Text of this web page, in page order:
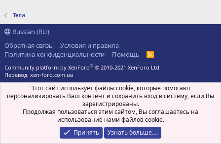
Теги
Russian (RU)
Обратная связь
Условия и правила
Политика конфиденциальности
Помощь
R
S
Community platform by XenForo® © 2010-2021 XenForo Ltd.
Перевод: xen-foro.com.ua
Этот сайт использует файлы cookie, которые помогают
персонализировать Ваш контент и сохранить вход в систему, если Вы
зарегистрированы.
Продолжая пользоваться этим сайтом, Вы соглашаетесь на
использование нами файлов cookie.
Принять
Узнать больше.…